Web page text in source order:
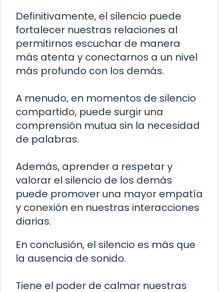
Definitivamente, el silencio puede
fortalecer nuestras relaciones al
permitirnos escuchar de manera
más atenta y conectarnos a un nivel
más profundo con los demás.
A menudo, en momentos de silencio
compartido, puede surgir una
comprensión mutua sin la necesidad
de palabras.
Además, aprender a respetar y
valorar el silencio de los demás
puede promover una mayor empatía
y conexión en nuestras interacciones
diarias.
En conclusión, el silencio es más que
la ausencia de sonido.
Tiene el poder de calmar nuestras